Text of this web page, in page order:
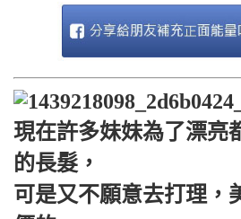
現在許多妹妹為了漂亮
的長髮，
可是又不願意去打理，